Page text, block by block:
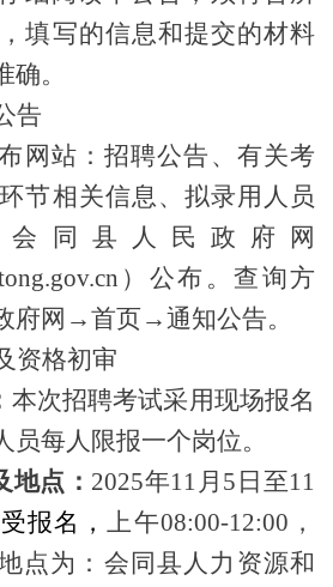
填写的信息和提交的材料
。
告
网站：招聘公告、有关考
节相关信息、拟录用人员
会同县
人民政府网
）公布。查询方
府网 →首页→通知公告。
资格初审
本次招聘考试采用现场报名
员每人限报一个岗位。
地点： 2025年11月5日至11
报名， 上午08:00-12:00，
点为：会同县人力资源和